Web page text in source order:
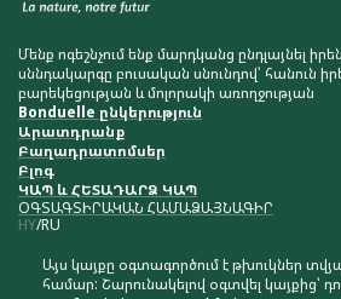
Մենք ոգեշնչում ենք մարդկանց ընդլայնել
սննդակարգը բուսական սնունդով՝ հանուն
բարեկեցության և մոլորակի առողջության
Bonduelle ընկերություն
Արատդրանք
Բաղադրատոմսեր
Բլոգ
ԿԱՊ և ՀԵՏԱԴԱՐՁ ԿԱՊ
ՕԳՏԱԳՏԻՐԱԿԱՆ ՀԱՄԱՁԱՅՆԱԳԻՐ
HY RU
Այս կայքը օգտագործում է թխուկներ
համար: Շարունակելով օգտվել կայքից՝